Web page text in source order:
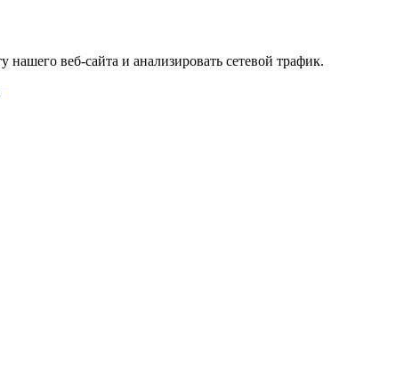
веб-сайта и анализировать сетевой трафик.